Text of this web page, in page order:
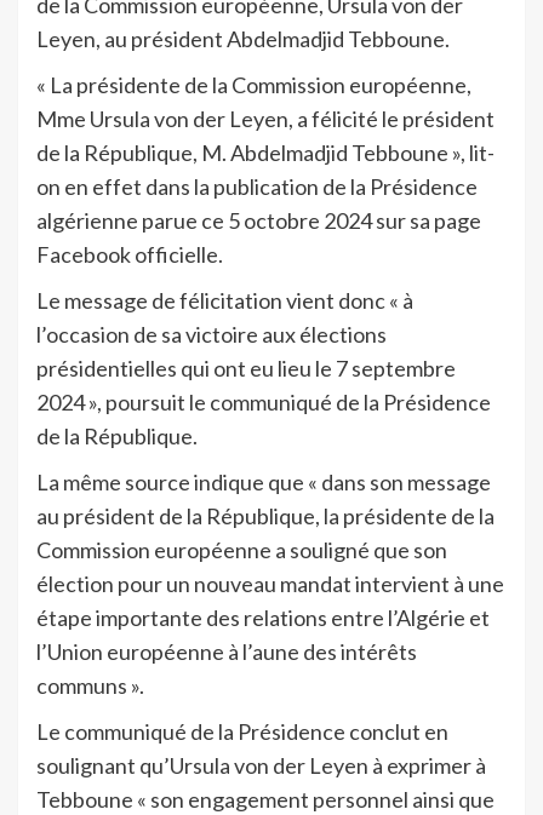
Leyen, au président Abdelmadjid Tebboune.
« La présidente de la Commission européenne,
Mme Ursula von der Leyen, a félicité le président
de la République, M. Abdelmadjid Tebboune », lit-
on en effet dans la publication de la Présidence
algérienne parue ce 5 octobre 2024 sur sa page
Facebook officielle.
Le message de félicitation vient donc « à
l’occasion de sa victoire aux élections
présidentielles qui ont eu lieu le 7 septembre
2024 », poursuit le communiqué de la Présidence
de la République.
La même source indique que « dans son message
au président de la République, la présidente de la
Commission européenne a souligné que son
élection pour un nouveau mandat intervient à une
étape importante des relations entre l’Algérie et
l’Union européenne à l’aune des intérêts
communs ».
Le communiqué de la Présidence conclut en
soulignant qu’Ursula von der Leyen à exprimer à
Tebboune « son engagement personnel ainsi que